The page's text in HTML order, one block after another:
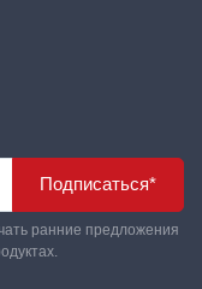
Подписаться*
ранние предложения